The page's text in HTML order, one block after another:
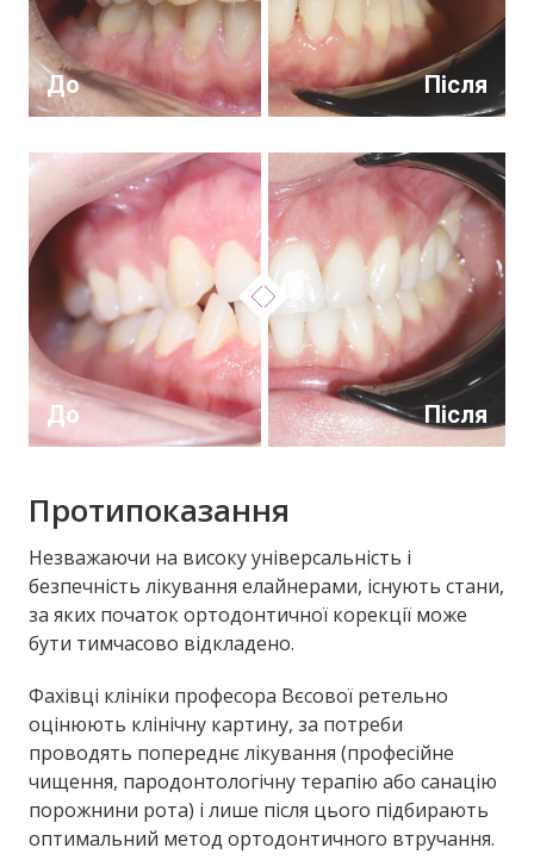
До Після
До Після
Протипоказання
Незважаючи на високу універсальність і
безпечність лікування елайнерами, існують стани,
за яких початок ортодонтичної корекції може
бути тимчасово відкладено.
Фахівці клініки професора Вєсової ретельно
оцінюють клінічну картину, за потреби
проводять попереднє лікування (професійне
чищення, пародонтологічну терапію або санацію
порожнини рота) і лише після цього підбирають
оптимальний метод ортодонтичного втручання.